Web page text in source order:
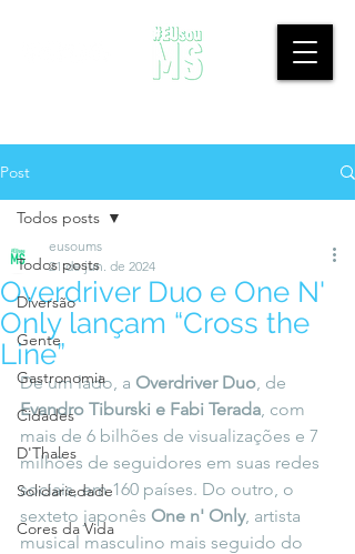
Post
Todos posts
Diversão
Gente
Gastronomia
Cidades
D'Thales
Solidariedade
Cores da Vida
Todos posts
Overdriver Duo e One N'
Only lançam “Cross the
Line”
eusoums
21 de jun. de 2024
De um lado, a Overdriver Duo, de
Evandro Tiburski e Fabi Terada, com
mais de 6 bilhões de visualizações e 7
milhões de seguidores em suas redes
sociais, em 160 países. Do outro, o
sexteto japonês One n' Only, artista
musical masculino mais seguido do